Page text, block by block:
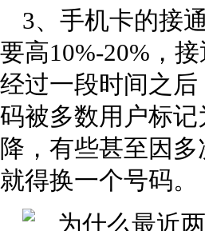
3、手机卡的接
要高10%-20%，
经过一段时间之
码被多数用户标
降，有些甚至因
就得换一个号码。